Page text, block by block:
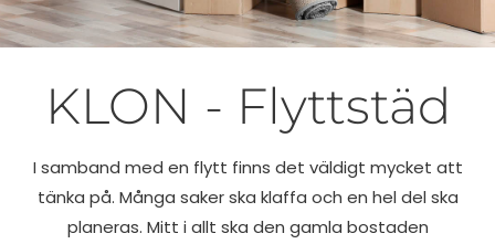
KLON -
Flyttstäd
KLON - Flyttstäd
I samband med en flytt finns det väldigt mycket att
tänka på. Många saker ska klaffa och en hel del ska
planeras. Mitt i allt ska den gamla bostaden